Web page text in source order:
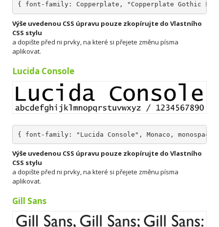
{ font-family: Copperplate, "Copperplate Gothic
Výše uvedenou CSS úpravu pouze zkopírujte do Vlastního
CSS stylu
a dopište před ni prvky, na které si přejete změnu písma
aplikovat.
Lucida Console
{ font-family: "Lucida Console", Monaco,
Výše uvedenou CSS úpravu pouze zkopírujte do Vlastního
CSS stylu
a dopište před ni prvky, na které si přejete změnu písma
aplikovat.
Gill Sans